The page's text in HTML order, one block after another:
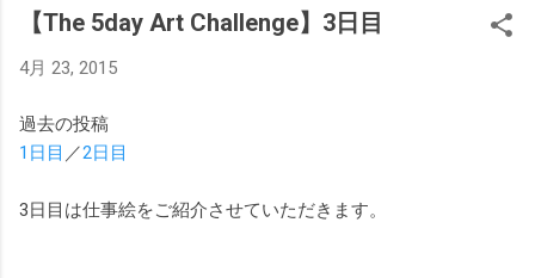
【The 5day Art Challenge】3日目
4月 23, 2015
過去の投稿
1日目 ／2日目
3日目は仕事絵をご紹介させていただきます。